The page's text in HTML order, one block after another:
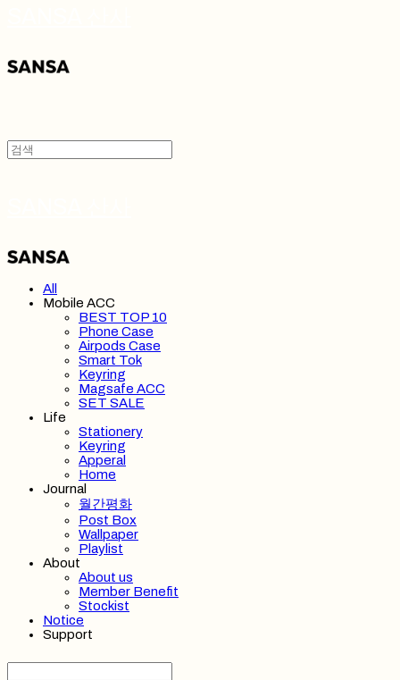
All
Mobile ACC
BEST TOP 10
Phone Case
Airpods Case
Smart Tok
Keyring
Magsafe ACC
SET SALE
Life
Stationery
Keyring
Apperal
Home
Journal
월간평화
Post Box
Wallpaper
Playlist
About
About us
Member Benefit
Stockist
Notice
Support